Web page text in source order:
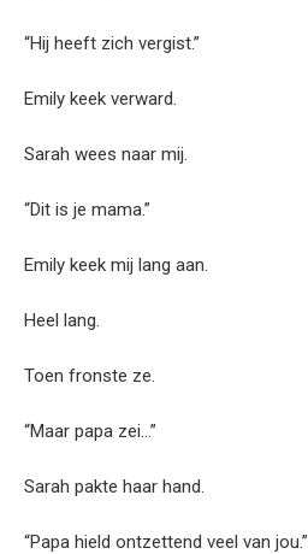
“Hij heeft zich vergist.”
Emily keek verward.
Sarah wees naar mij.
“Dit is je mama.”
Emily keek mij lang aan.
Heel lang.
Toen fronste ze.
“Maar papa zei…”
Sarah pakte haar hand.
“Papa hield ontzettend veel van jou.”